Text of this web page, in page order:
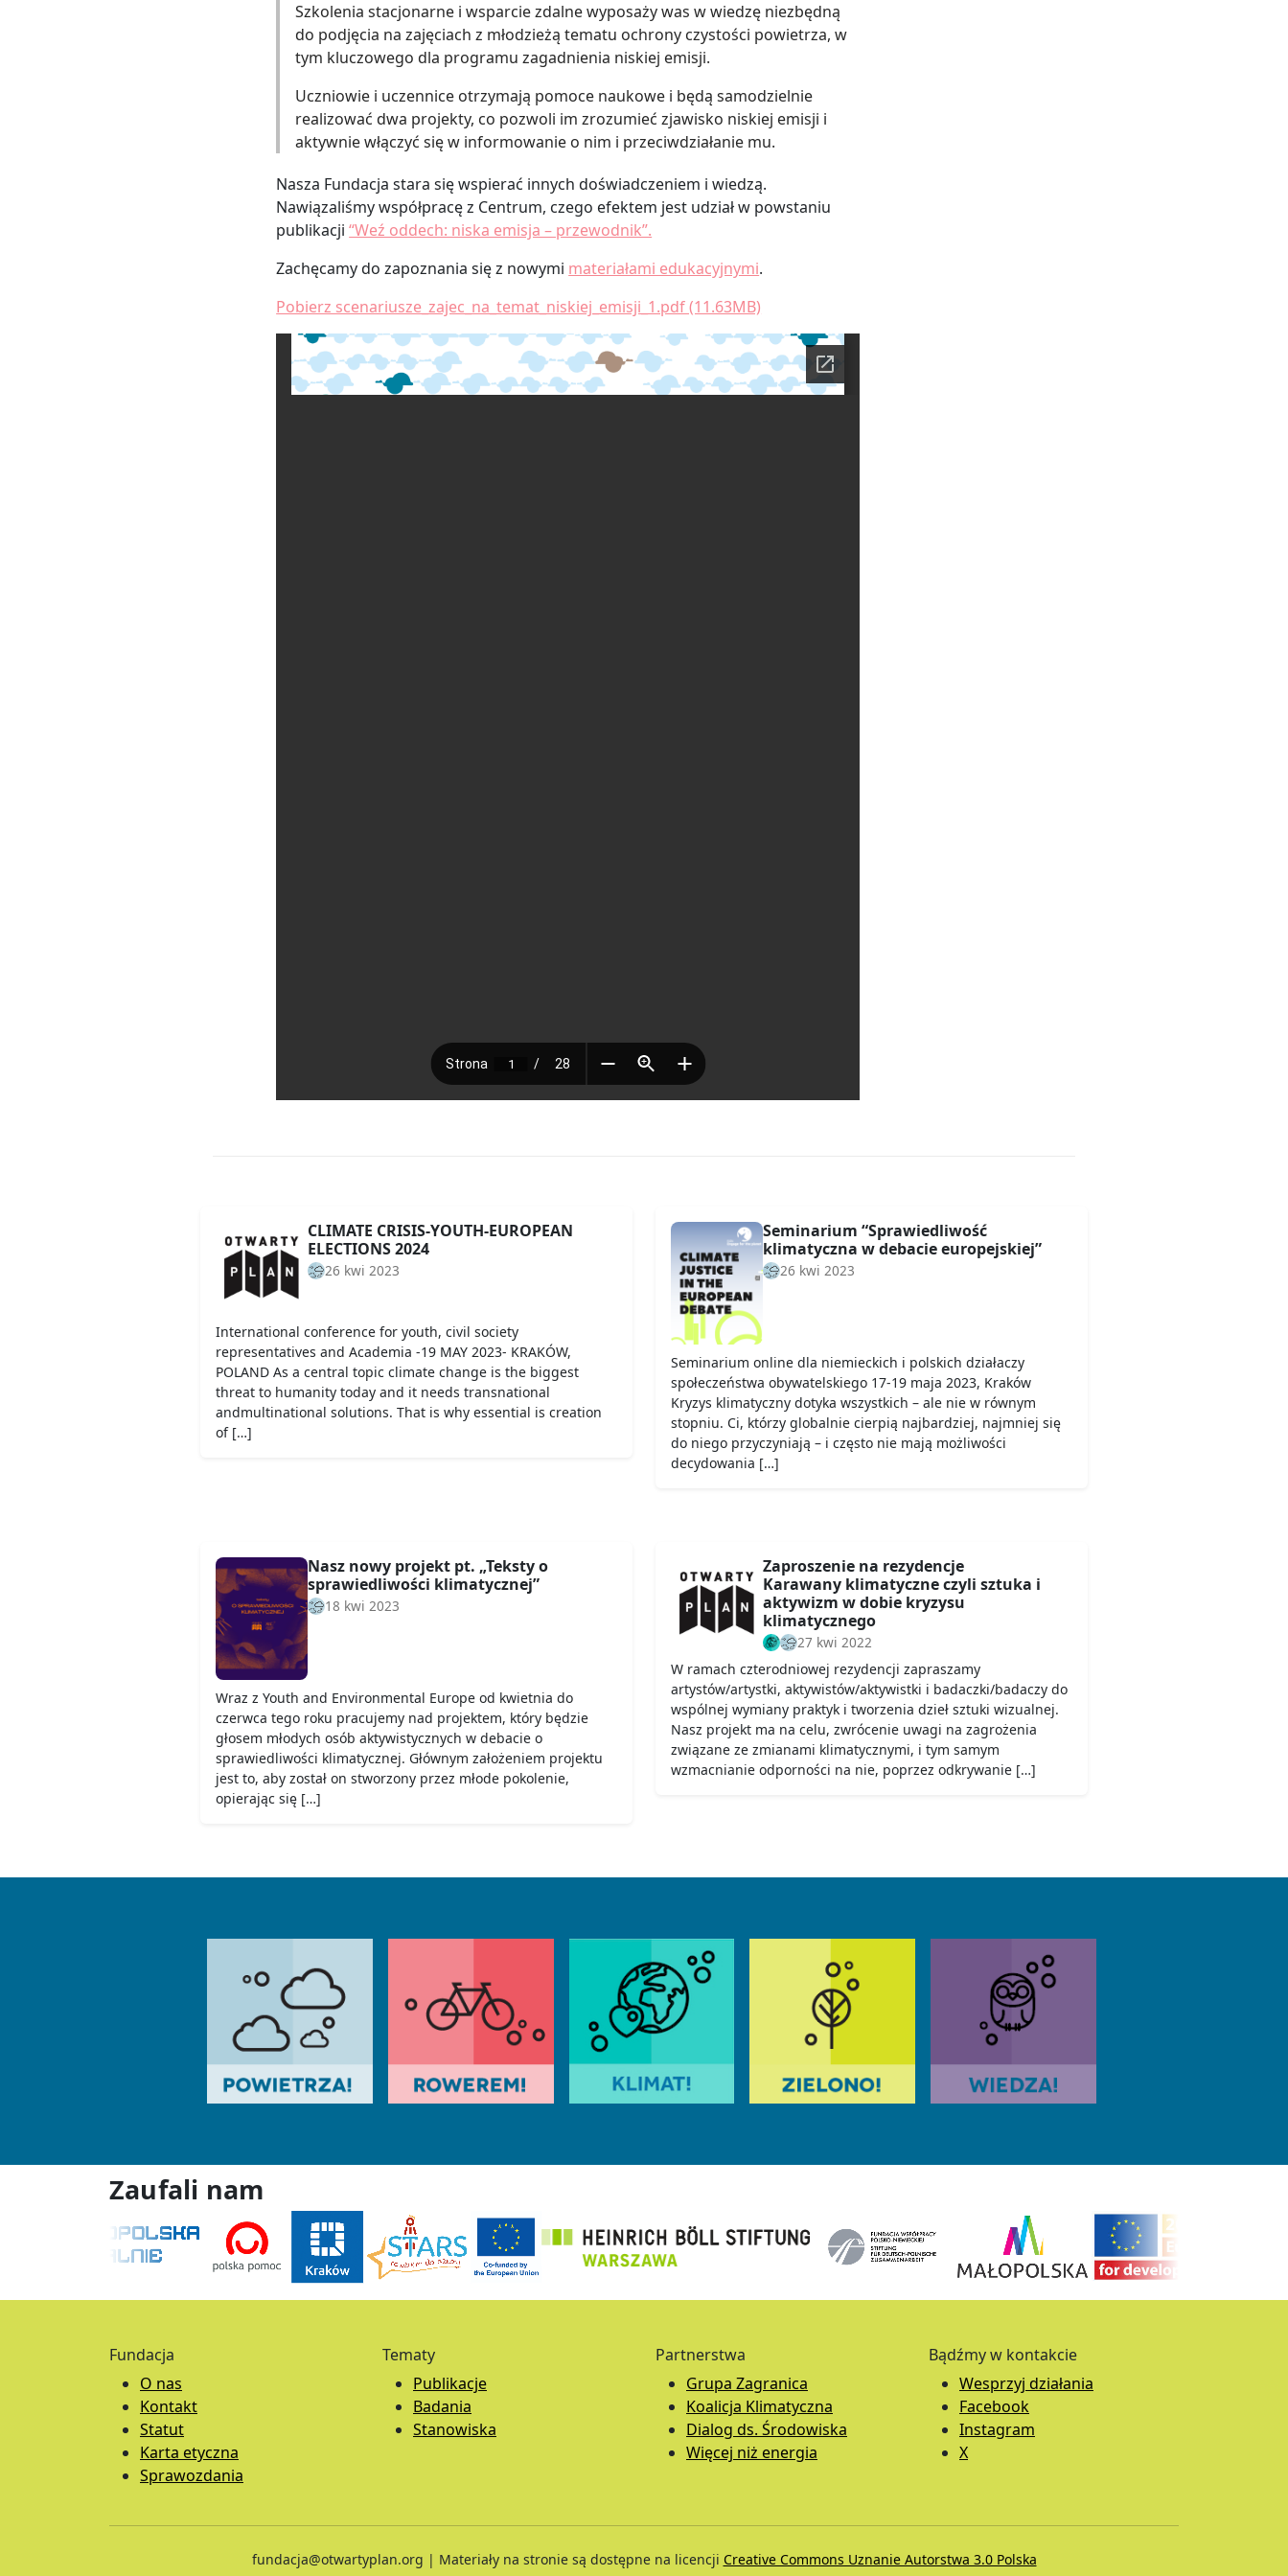
Szkolenia stacjonarne i wsparcie zdalne wyposaży was w wiedzę niezbędną
do podjęcia na zajęciach z młodzieżą tematu ochrony czystości powietrza, w
tym kluczowego dla programu zagadnienia niskiej emisji.
Uczniowie i uczennice otrzymają pomoce naukowe i będą samodzielnie
realizować dwa projekty, co pozwoli im zrozumieć zjawisko niskiej emisji i
aktywnie włączyć się w informowanie o nim i przeciwdziałanie mu.
Nasza Fundacja stara się wspierać innych doświadczeniem i wiedzą.
Nawiązaliśmy współpracę z Centrum, czego efektem jest udział w powstaniu
publikacji“Weź oddech: niska emisja – przewodnik”.
Zachęcamy do zapoznania się z nowymi materiałami edukacyjnymi.
Pobierz scenariusze_zajec_na_temat_niskiej_emisji_1.pdf (11.63MB)
CLIMATE CRISIS-YOUTH-EUROPEAN
ELECTIONS 2024
26 kwi 2023
International conference for youth, civil society
representatives and Academia -19 MAY 2023- KRAKÓW,
POLAND As a central topic climate change is the biggest
threat to humanity today and it needs transnational
andmultinational solutions. That is why essential is creation
of […]
Seminarium “Sprawiedliwość
klimatyczna w debacie europejskiej”
26 kwi 2023
Seminarium online dla niemieckich i polskich działaczy
społeczeństwa obywatelskiego 17-19 maja 2023, Kraków
Kryzys klimatyczny dotyka wszystkich – ale nie w równym
stopniu. Ci, którzy globalnie cierpią najbardziej, najmniej się
do niego przyczyniają – i często nie mają możliwości
decydowania […]
Nasz nowy projekt pt. „Teksty o
sprawiedliwości klimatycznej”
18 kwi 2023
Wraz z Youth and Environmental Europe od kwietnia do
czerwca tego roku pracujemy nad projektem, który będzie
głosem młodych osób aktywistycznych w debacie o
sprawiedliwości klimatycznej. Głównym założeniem projektu
jest to, aby został on stworzony przez młode pokolenie,
opierając się […]
Zaproszenie na rezydencje
Karawany klimatyczne czyli sztuka i
aktywizm w dobie kryzysu
klimatycznego
27 kwi 2022
W ramach czterodniowej rezydencji zapraszamy
artystów/artystki, aktywistów/aktywistki i badaczki/badaczy do
wspólnej wymiany praktyk i tworzenia dzieł sztuki wizualnej.
Nasz projekt ma na celu, zwrócenie uwagi na zagrożenia
związane ze zmianami klimatycznymi, i tym samym
wzmacnianie odporności na nie, poprzez odkrywanie […]
Zaufali nam
Fundacja
O nas
Kontakt
Statut
Karta etyczna
Sprawozdania
Tematy
Publikacje
Badania
Stanowiska
Partnerstwa
Grupa Zagranica
Koalicja Klimatyczna
Dialog ds. Środowiska
Więcej niż energia
Bądźmy w kontakcie
Wesprzyj działania
Facebook
Instagram
X
fundacja@otwartyplan.org | Materiały na stronie są dostępne na licencji Creative Commons Uznanie Autorstwa 3.0 Polska